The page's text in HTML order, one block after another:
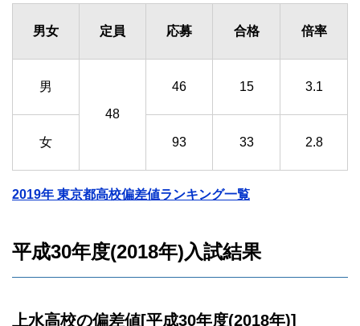
男女 定員 応募 合格 倍率
男
48
46 15 3.1
女 93 33 2.8
2019年 東京都高校偏差値ランキング一覧
平成30年度(2018年)入試結果
上水高校の偏差値[平成30年度(2018年)]